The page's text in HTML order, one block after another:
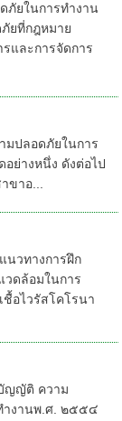
ภัยในการทำงาน
ยที่กฎหมาย
และการจัดการ
มปลอดภัยในการ
ย่างหนึ่ง ดังต่อไป
าอ...
นวทางการฝึก
ดล้อมในการ
อไวรัสโคโรนา
บัญญัติ ความ
างานพ.ศ. ๒๕๕๔